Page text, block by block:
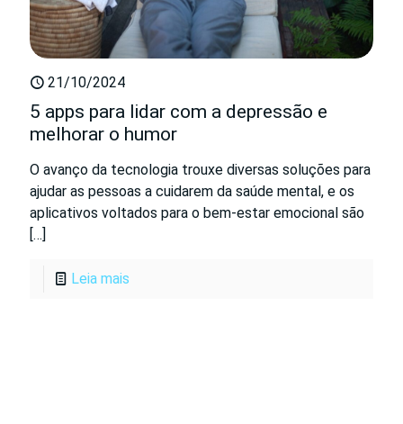
21/10/2024
5 apps para lidar com a depressão e
melhorar o humor
O avanço da tecnologia trouxe diversas soluções para
ajudar as pessoas a cuidarem da saúde mental, e os
aplicativos voltados para o bem-estar emocional são
[…]
Leia mais